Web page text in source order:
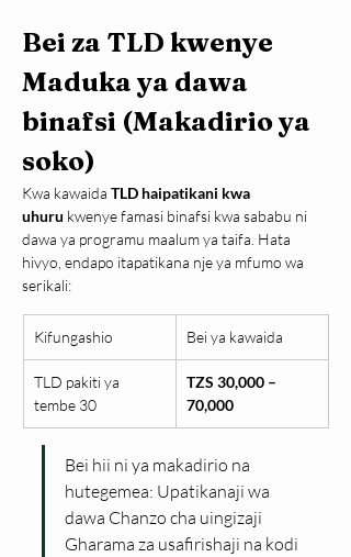
Bei za TLD kwenye
Maduka ya dawa
binafsi (Makadirio ya
soko)
Kwa kawaida TLD haipatikani kwa
uhuru kwenye famasi binafsi kwa sababu ni
dawa ya programu maalum ya taifa. Hata
hivyo, endapo itapatikana nje ya mfumo wa
serikali:
Kifungashio Bei ya kawaida
TLD pakiti ya
tembe 30
TZS 30,000 –
70,000
Bei hii ni ya makadirio na
hutegemea: Upatikanaji wa
dawa Chanzo cha uingizaji
Gharama za usafirishaji na kodi